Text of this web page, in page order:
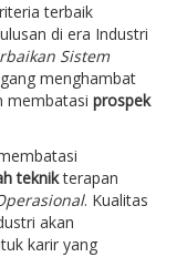
terbaik
di era Industri
Sistem
menghambat
membatasi prospek
teknikterapan
. Kualitas
akan
karir yang